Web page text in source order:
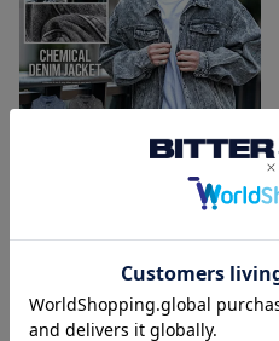
CavariA(キャバリア)オーバー
サイズケミカルGジャン/全2
カートに入れる